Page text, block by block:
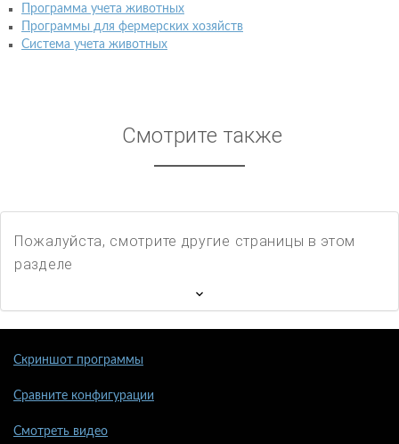
Программа учета животных
Программы для фермерских хозяйств
Система учета животных
Смотрите также
Пожалуйста, смотрите другие страницы в этом
разделе
Скриншот программы
Сравните конфигурации
Смотреть видео